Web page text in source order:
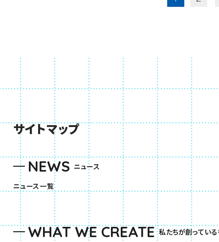
サイトマップ
NEWS ニュース
ニュース一覧
WHAT WE CREATE 私たちが創ってい